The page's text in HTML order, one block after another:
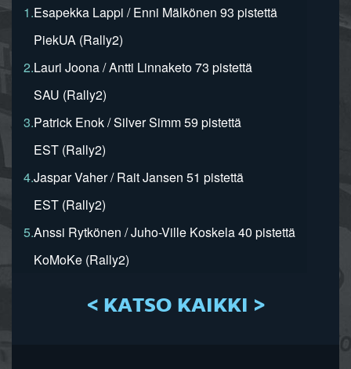
1.Esapekka Lappi / Enni Mälkönen 93 pistettä
PiekUA (Rally2)
2.Lauri Joona / Antti Linnaketo 73 pistettä
SAU (Rally2)
3.Patrick Enok / Silver Simm 59 pistettä
EST (Rally2)
4.Jaspar Vaher / Rait Jansen 51 pistettä
EST (Rally2)
5.Anssi Rytkönen / Juho-Ville Koskela 40 pistettä
KoMoKe (Rally2)
< KATSO KAIKKI >